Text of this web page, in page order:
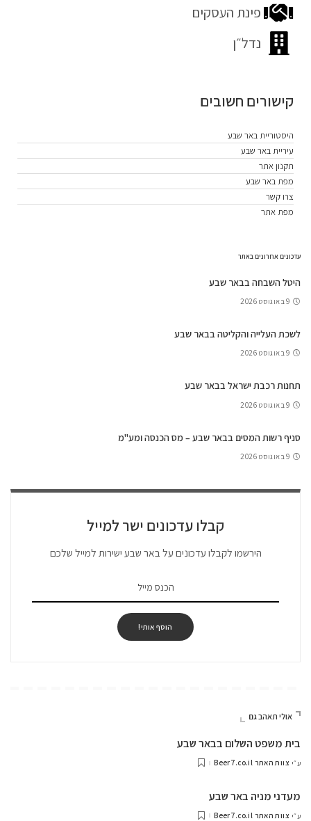
פינת העסקים
נדל״ן
קישורים חשובים
היסטוריית באר שבע
עיריית באר שבע
תקנון אתר
מפת באר שבע
צרו קשר
מפת אתר
עדכונים אחרונים באתר
היטל השבחה בבאר שבע
9 באוגוסט 2026
לשכת העלייה והקליטה בבאר שבע
9 באוגוסט 2026
תחנות רכבת ישראל בבאר שבע
9 באוגוסט 2026
סניף רשות המסים בבאר שבע – מס הכנסה ומע"מ
9 באוגוסט 2026
קבלו עדכונים ישר למייל
הירשמו לקבלו עדכונים על באר שבע ישירות למייל שלכם
הוסף אותי!
אולי תאהב גם
בית משפט השלום בבאר שבע
ע״י צוות האתר Beer7.co.il
מעדני מניה באר שבע
ע״י צוות האתר Beer7.co.il